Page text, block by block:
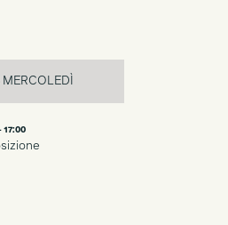
MERCOLEDÌ
17:00